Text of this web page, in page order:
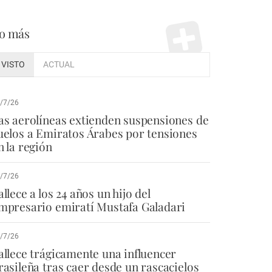
más
VISTO ACTUAL
7/26
aerolíneas extienden suspensiones de
a Emiratos Árabes por tensiones
la región
7/26
a los 24 años un hijo del
emiratí Mustafa Galadari
7/26
trágicamente una influencer
tras caer desde un rascacielos